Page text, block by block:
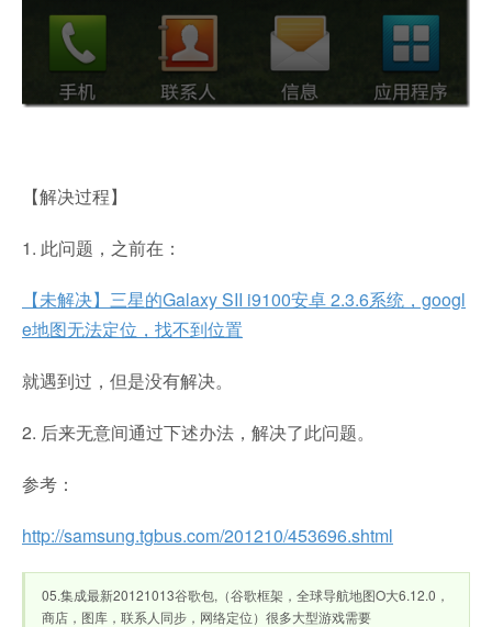
【解决过程】
1. 此问题，之前在：
【未解决】三星的Galaxy SII i9100安卓 2.3.6系统，googl
e地图无法定位，找不到位置
就遇到过，但是没有解决。
2. 后来无意间通过下述办法，解决了此问题。
参考：
http://samsung.tgbus.com/201210/453696.shtml
05.集成最新20121013谷歌包,（谷歌框架，全球导航地图O大6.12.0，
商店，图库，联系人同步，网络定位）很多大型游戏需要